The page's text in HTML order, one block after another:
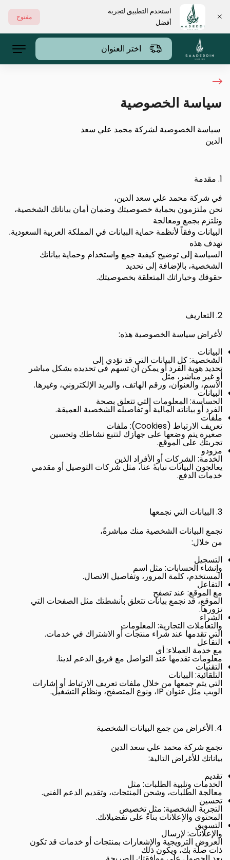
استخدم التطبيق لتجربة
أفضل
مفتوح
اختر العنوان
سياسة الخصوصية
سياسة الخصوصية لشركة محمد علي سعد
الدين
1. مقدمة
في شركة محمد علي سعد الدين،
نحن ملتزمون بحماية خصوصيتك وضمان أمان بياناتك الشخصية،
ونلتزم بجمع ومعالجة
البيانات وفقاً لأنظمة حماية البيانات في المملكة العربية السعودية.
تهدف هذه
السياسة إلى توضيح كيفية جمع واستخدام وحماية بياناتك
الشخصية، بالإضافة إلى تحديد
حقوقك وخياراتك المتعلقة بخصوصيتك.
2. التعاريف
لأغراض سياسة الخصوصية هذه:
البيانات
الشخصية: كل البيانات التي قد تؤدي إلى
تحديد هوية الفرد أو يمكن أن تسهم في تحديده بشكل مباشر
أو غير مباشر، مثل
الاسم، والعنوان، ورقم الهاتف، والبريد الإلكتروني، وغيرها.
البيانات
الحساسة: المعلومات التي تتعلق بصحة
الفرد أو بياناته المالية أو تفاصيله الشخصية العميقة.
ملفات
تعريف الارتباط (Cookies):
ملفات
صغيرة يتم وضعها على جهازك لتتبع نشاطك وتحسين
تجربتك على الموقع.
مزودو
الخدمة: الشركات أو الأفراد الذين
يعالجون البيانات نيابةً عنا، مثل شركات التوصيل أو مقدمي
خدمات الدفع.
3. البيانات التي نجمعها
نجمع البيانات الشخصية منك مباشرةً،
من خلال:
التسجيل
وإنشاء الحسابات: مثل اسم
المستخدم، كلمة المرور، وتفاصيل الاتصال.
التفاعل
مع الموقع: عند تصفح
الموقع، قد نجمع بيانات تتعلق بأنشطتك مثل الصفحات التي
تزورها.
الشراء
والتعاملات التجارية: المعلومات
التي تقدمها عند شراء منتجات أو الاشتراك في خدمات.
التفاعل
مع خدمة العملاء: أي
معلومات تقدمها عند التواصل مع فريق الدعم لدينا.
التقنيات
التلقائية: البيانات
التي يتم جمعها من خلال ملفات تعريف الارتباط أو إشارات
الويب مثل عنوانIP ، ونوع المتصفح، ونظام التشغيل.
4. الأغراض من جمع البيانات الشخصية
تجمع شركة محمد علي سعد الدين
بياناتك للأغراض التالية:
تقديم
الخدمات وتلبية الطلبات: مثل
معالجة الطلبات، وشحن المنتجات، وتقديم الدعم الفني.
تحسين
التجربة الشخصية: مثل تخصيص
المحتوى والإعلانات بناءً على تفضيلاتك.
التسويق
والإعلانات: لإرسال
العروض الترويجية والإشعارات بمنتجات أو خدمات قد تكون
ذات صلة بك، ويكون ذلك
بعد الحصول على موافقتك الصريحة